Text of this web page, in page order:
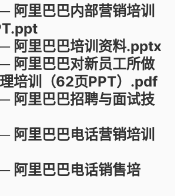
阿里巴巴内部营销培训
阿里巴巴培训资料.pptx
阿里巴巴对新员工所做
培训（62页PPT）.pdf
阿里巴巴招聘与面试技
阿里巴巴电话营销培训
阿里巴巴电话销售培